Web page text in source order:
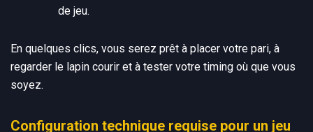
de jeu.
En quelques clics, vous serez prêt à placer votre pari, à
regarder le lapin courir et à tester votre timing où que vous
soyez.
Configuration technique requise pour un jeu